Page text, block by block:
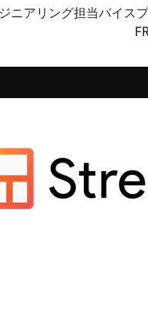
TiKV
OSS
リジェンスの活用
の機密性、可用性、安
ニアリング担当バイスプ